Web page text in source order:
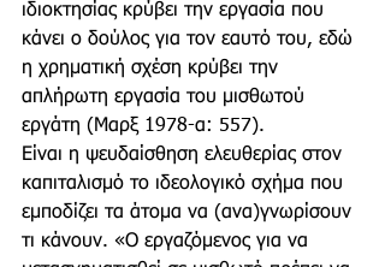
ιδιοκτησίας κρύβει την εργασία που
κάνει ο δούλος για τον εαυτό του, εδώ
η χρηματική σχέση κρύβει την
απλήρωτη εργασία του μισθωτού
εργάτη (Μαρξ 1978-α: 557).
Είναι η ψευδαίσθηση ελευθερίας στον
καπιταλισμό το ιδεολογικό σχήμα που
εμποδίζει τα άτομα να (ανα)γνωρίσουν
τι κάνουν. «Ο εργαζόμενος για να